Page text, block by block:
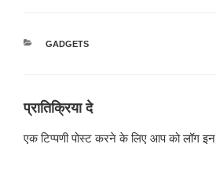
श्रेणियाँ
GADGETS
प्रातिक्रिया दे
एक टिप्पणी पोस्ट करने के लिए आप कोलॉग इन